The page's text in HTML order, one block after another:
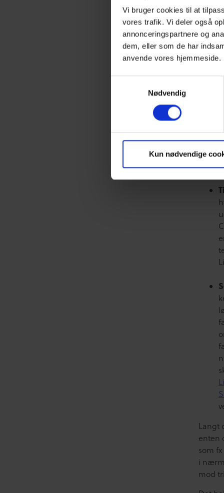
Vi bruger cookies til at
vores trafik. Vi deler også
annonceringspartnere og
dem, eller som de har
anvende vores hjemmeside.
Nødvendig
Kun nødvendige
Langt
enten
som
i
mod